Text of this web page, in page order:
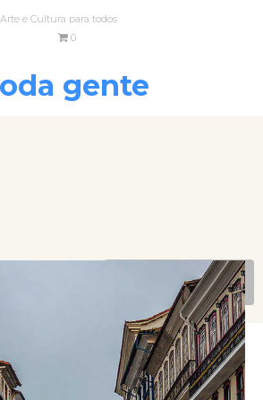
Arte e Cultura para todos
0
gente
VOLTAR